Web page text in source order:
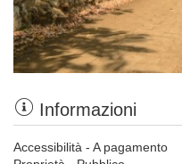
Informazioni
Accessibilità - A pagamento